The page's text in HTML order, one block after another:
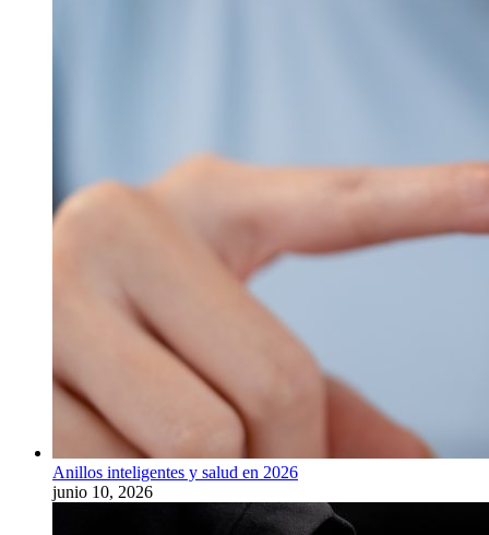
Anillos inteligentes y salud en 2026
junio 10, 2026